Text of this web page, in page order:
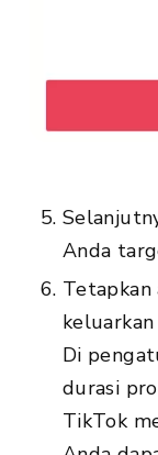
Anda
Tetapkan
Di
durasi
TikTok